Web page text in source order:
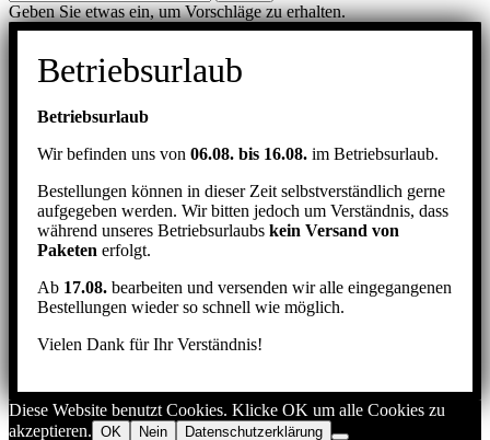
Geben Sie etwas ein, um Vorschläge zu erhalten.
Betriebsurlaub
Betriebsurlaub
Wir befinden uns von 06.08. bis 16.08. im Betriebsurlaub.
Bestellungen können in dieser Zeit selbstverständlich gerne
aufgegeben werden. Wir bitten jedoch um Verständnis, dass
während unseres Betriebsurlaubs kein Versand von
Paketen erfolgt.
Ab 17.08. bearbeiten und versenden wir alle eingegangenen
Bestellungen wieder so schnell wie möglich.
Vielen Dank für Ihr Verständnis!
Diese Website benutzt Cookies. Klicke OK um alle Cookies zu
akzeptieren. OK Nein Datenschutzerklärung